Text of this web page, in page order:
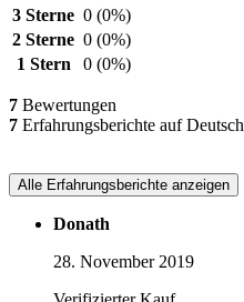
3 Sterne 0 (0%)
2 Sterne 0 (0%)
1 Stern
0 (0%)
7 Bewertungen
7 Erfahrungsberichte auf Deutsch
Alle Erfahrungsberichte anzeigen
Donath
28. November 2019